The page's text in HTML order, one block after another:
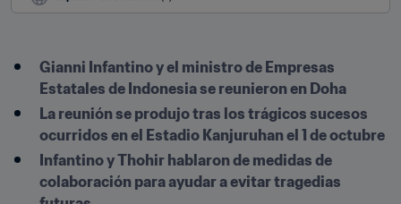
Gianni Infantino y el ministro de Empresas
Estatales de Indonesia se reunieron en Doha
La reunión se produjo tras los trágicos sucesos
ocurridos en el Estadio Kanjuruhan el 1 de octubre
Infantino y Thohir hablaron de medidas de
colaboración para ayudar a evitar tragedias